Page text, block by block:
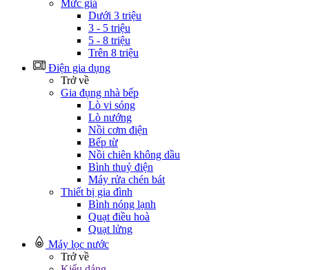
Mức giá
Dưới 3 triệu
3 - 5 triệu
5 - 8 triệu
Trên 8 triệu
Điện gia dụng
Trở về
Gia đụng nhà bếp
Lò vi sóng
Lò nướng
Nồi cơm điện
Bếp từ
Nồi chiên không dầu
Bình thuỷ điện
Máy rửa chén bát
Thiết bị gia đình
Bình nóng lạnh
Quạt điều hoà
Quạt lửng
Máy lọc nước
Trở về